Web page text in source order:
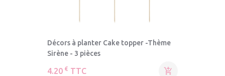
Décors à planter Cake topper -Thème
Sirène - 3 pièces
4.20 € TTC 